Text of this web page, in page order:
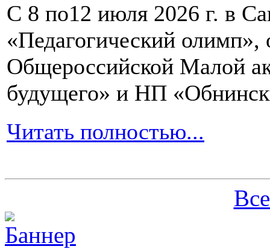
С 8 по12 июля 2026 г. в
«Педагогический олимп»,
Общероссийской Малой
будущего» и НП
Читать полностью...